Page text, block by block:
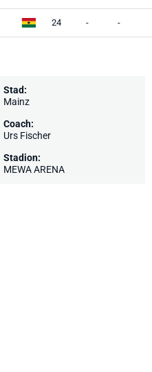
24 - -
Stad:
Mainz
Coach:
Urs Fischer
Stadion:
MEWA ARENA